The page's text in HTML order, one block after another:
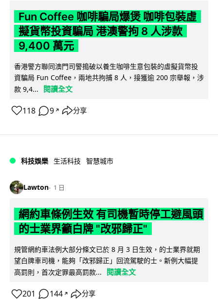
Fun Coffee 咖啡騙局爆煲 咖啡包裝虛
擬貨幣投資騙局 港澳警拘 8 人涉款
9,400 萬元
香港警方聯同澳門司警搗破以養生咖啡生意包裝的虛擬貨幣投
資騙局 Fun Coffee，兩地共拘捕 8 人，接獲逾 200 宗舉報，涉
款 9,4...
閱讀全文
118 9 ↗ 分享
科技娛樂 生活科技 智慧城市
Lawton 1 日
網約車條例生效 有司機暫時停工避風頭
的士業界籲白牌 "改邪歸正"
規管網約車法例大部分條文已於 8 月 3 日生效，的士業界就期
望白牌車司機，能夠「改邪歸正」回流駕駛的士。新例大幅提
高罰則，首次定罪最高罰款...
閱讀全文
201 144 ↗ 分享